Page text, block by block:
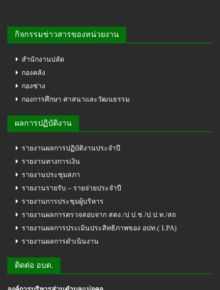
กิจกรรมข่าวสารของหน่วยงาน
สำนักงานปลัด
กองคลัง
กองช่าง
กองการศึกษา ศาสนาและวัฒนธรรม
ผลการปฏิบัติงาน
รายงานผลการปฏิบัติงานประจำปี
รายงานทางการเงิน
รายงานประชุมสภา
รายงานรายรับ – รายจ่ายประจำปี
รายงานการประชุมผู้บริหาร
รายงานผลการตรวจสอบจาก สตง./ป.ป.ช./ป.ป.ท./สถ
รายงานผลการประเมินประสิทธิภาพของ อปท.( LPA)
รายงานผลการดำเนินงาน
ติดต่อ อบต.